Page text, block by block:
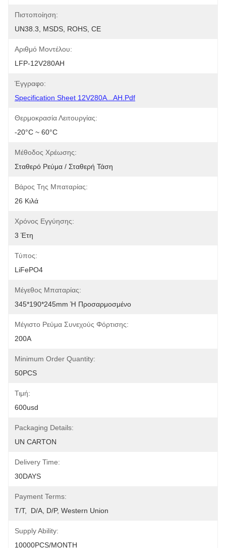
Πιστοποίηση:
UN38.3, MSDS, ROHS, CE
Αριθμό Μοντέλου:
LFP-12V280AH
Έγγραφο:
Specification Sheet 12V280A...AH.pdf
Θερμοκρασία Λειτουργίας:
-20°C ~ 60°C
Μέθοδος Χρέωσης:
Σταθερό Ρεύμα / Σταθερή Τάση
Βάρος Της Μπαταρίας:
26 Κιλά
Χρόνος Εγγύησης:
3 Έτη
Τύπος:
LiFePO4
Μέγεθος Μπαταρίας:
345*190*245mm Ή Προσαρμοσμένο
Μέγιστο Ρεύμα Συνεχούς Φόρτισης:
200A
Minimum Order Quantity:
50PCS
Τιμή:
600usd
Packaging Details:
UN CARTON
Delivery Time:
30DAYS
Payment Terms:
T/T,  D/A, D/P, Western Union
Supply Ability:
10000PCS/MONTH